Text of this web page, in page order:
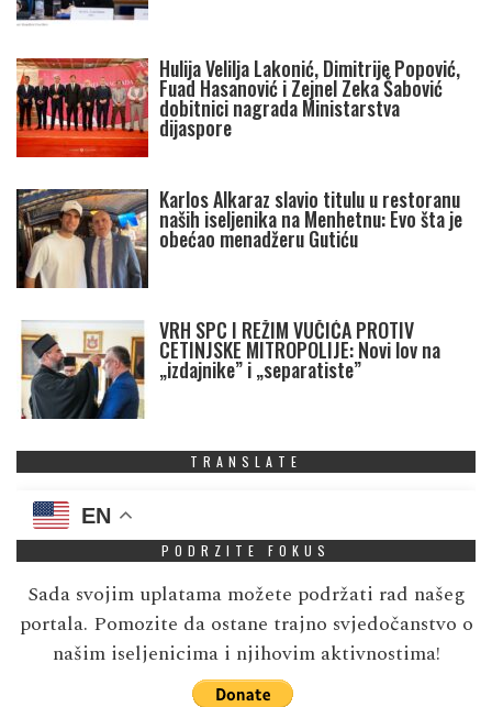
Hulija Velilja Lakonić, Dimitrije Popović,
Fuad Hasanović i Zejnel Zeka Šabović
dobitnici nagrada Ministarstva
dijaspore
Karlos Alkaraz slavio titulu u restoranu
naših iseljenika na Menhetnu: Evo šta je
obećao menadžeru Gutiću
VRH SPC I REŽIM VUČIĆA PROTIV
CETINJSKE MITROPOLIJE: Novi lov na
„izdajnike” i „separatiste”
TRANSLATE
EN
PODRZITE FOKUS
Sada svojim uplatama možete podržati rad našeg
portala. Pomozite da ostane trajno svjedočanstvo o
našim iseljenicima i njihovim aktivnostima!